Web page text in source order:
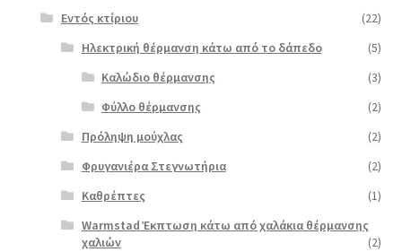
Εντός κτίριου
(22)
Ηλεκτρική θέρμανση κάτω από το δάπεδο
(5)
Καλώδιο θέρμανσης
(3)
Φύλλο θέρμανσης
(2)
Πρόληψη μούχλας
(2)
Φρυγανιέρα Στεγνωτήρια
(2)
Καθρέπτες
(1)
Warmstad Έκπτωση κάτω από χαλάκια θέρμανσης
χαλιών
(2)